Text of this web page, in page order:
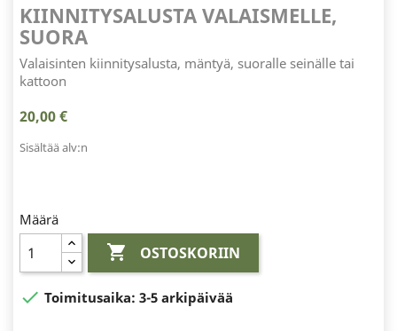
KIINNITYSALUSTA VALAISMELLE,
SUORA
Valaisinten kiinnitysalusta, mäntyä, suoralle seinälle tai
kattoon
20,00 €
Sisältää alv:n
Määrä
 OSTOSKORIIN
 Toimitusaika: 3-5 arkipäivää